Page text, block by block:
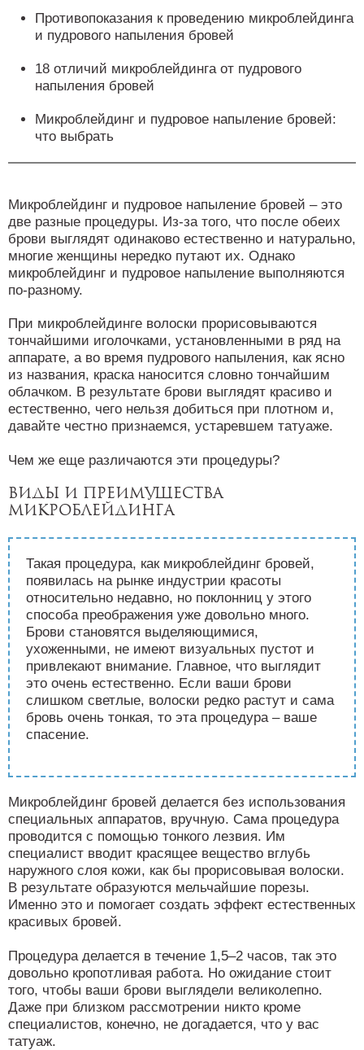
Противопоказания к проведению микроблейдинга
и пудрового напыления бровей
18 отличий микроблейдинга от пудрового
напыления бровей
Микроблейдинг и пудровое напыление бровей:
что выбрать
Микроблейдинг и пудровое напыление бровей – это
две разные процедуры. Из-за того, что после обеих
брови выглядят одинаково естественно и натурально,
многие женщины нередко путают их. Однако
микроблейдинг и пудровое напыление выполняются
по-разному.
При микроблейдинге волоски прорисовываются
тончайшими иголочками, установленными в ряд на
аппарате, а во время пудрового напыления, как ясно
из названия, краска наносится словно тончайшим
облачком. В результате брови выглядят красиво и
естественно, чего нельзя добиться при плотном и,
давайте честно признаемся, устаревшем татуаже.
Чем же еще различаются эти процедуры?
Виды и преимущества
микроблейдинга
Такая процедура, как микроблейдинг бровей,
появилась на рынке индустрии красоты
относительно недавно, но поклонниц у этого
способа преображения уже довольно много.
Брови становятся выделяющимися,
ухоженными, не имеют визуальных пустот и
привлекают внимание. Главное, что выглядит
это очень естественно. Если ваши брови
слишком светлые, волоски редко растут и сама
бровь очень тонкая, то эта процедура – ваше
спасение.
Микроблейдинг бровей делается без использования
специальных аппаратов, вручную. Сама процедура
проводится с помощью тонкого лезвия. Им
специалист вводит красящее вещество вглубь
наружного слоя кожи, как бы прорисовывая волоски.
В результате образуются мельчайшие порезы.
Именно это и помогает создать эффект естественных
красивых бровей.
Процедура делается в течение 1,5–2 часов, так это
довольно кропотливая работа. Но ожидание стоит
того, чтобы ваши брови выглядели великолепно.
Даже при близком рассмотрении никто кроме
специалистов, конечно, не догадается, что у вас
татуаж.